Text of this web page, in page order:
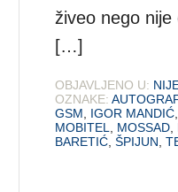
živeo nego
[…]
OBJAVLJENO U:
OZNAKE:
GSM
IGOR MANDIĆ
MOBITEL
MOSSAD
BARETIĆ ,ŠPIJUN ,